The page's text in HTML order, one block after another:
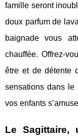
famille seront
doux parfum de
baignade vous
chauffée. Offrez-
être et de détente
sensations dans le
vos enfants
Le Sagittaire,